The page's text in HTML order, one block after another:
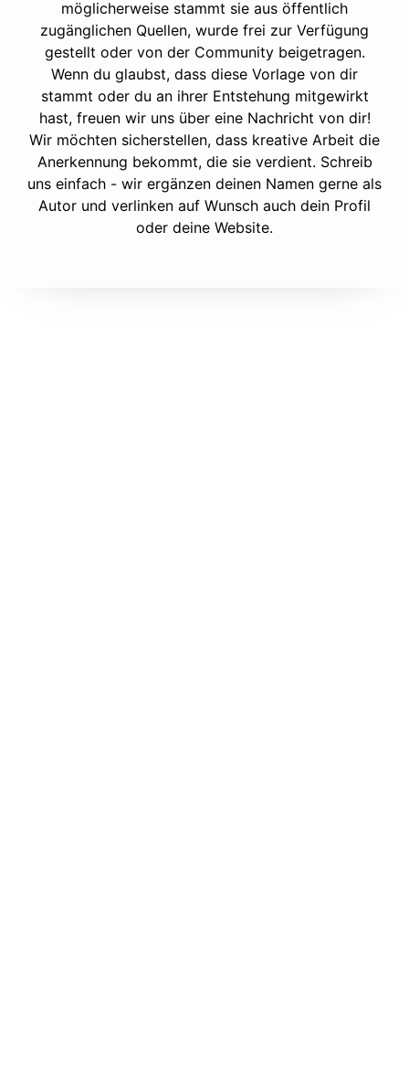
möglicherweise stammt sie aus öffentlich
zugänglichen Quellen, wurde frei zur Verfügung
gestellt oder von der Community beigetragen.
Wenn du glaubst, dass diese Vorlage von dir
stammt oder du an ihrer Entstehung mitgewirkt
hast, freuen wir uns über eine Nachricht von dir!
Wir möchten sicherstellen, dass kreative Arbeit die
Anerkennung bekommt, die sie verdient. Schreib
uns einfach - wir ergänzen deinen Namen gerne als
Autor und verlinken auf Wunsch auch dein Profil
oder deine Website.